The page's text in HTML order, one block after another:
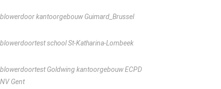
blowerdoor kantoorgebouw Guimard_Brussel
blowerdoortest school St-Katharina-Lombeek
blowerdoortest Goldwing kantoorgebouw ECPD
NV Gent